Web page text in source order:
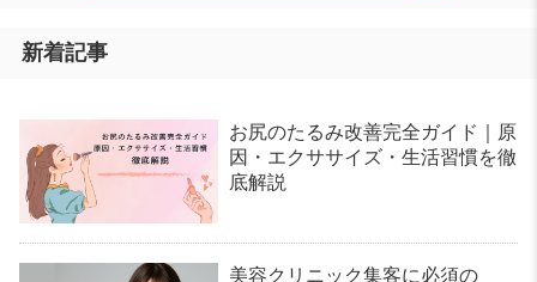
新着記事
お尻のたるみ改善完全ガイド｜原
因・エクササイズ・生活習慣を徹
底解説
美容クリニック集客に必須の